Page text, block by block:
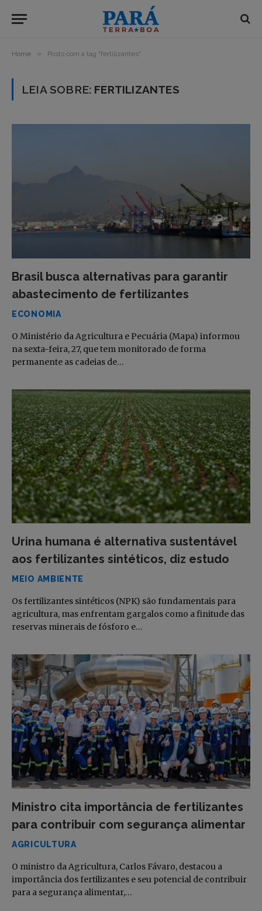
Home » Posts com a tag "fertilizantes"
LEIA SOBRE: FERTILIZANTES
Brasil busca alternativas para garantir
abastecimento de fertilizantes
ECONOMIA
O Ministério da Agricultura e Pecuária (Mapa) informou
na sexta-feira, 27, que tem monitorado de forma
permanente as cadeias de…
Urina humana é alternativa sustentável
aos fertilizantes sintéticos, diz estudo
MEIO AMBIENTE
Os fertilizantes sintéticos (NPK) são fundamentais para
agricultura, mas enfrentam gargalos como a finitude das
reservas minerais de fósforo e…
Ministro cita importância de fertilizantes
para contribuir com segurança alimentar
AGRICULTURA
O ministro da Agricultura, Carlos Fávaro, destacou a
importância dos fertilizantes e seu potencial de contribuir
para a segurança alimentar,…